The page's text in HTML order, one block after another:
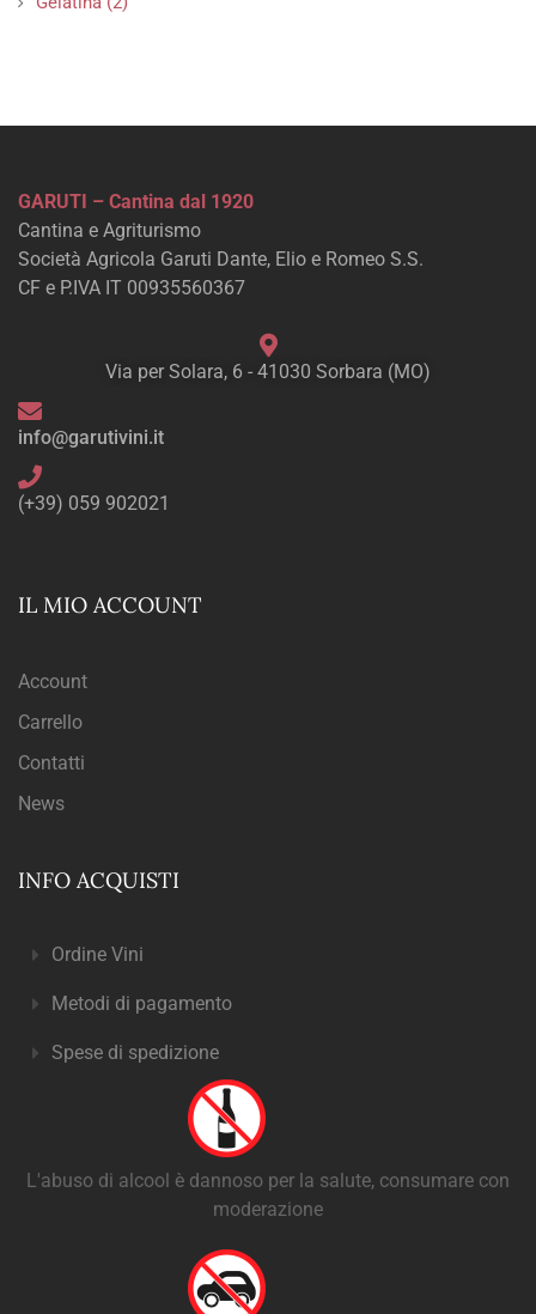
GARUTI – Cantina dal 1920
Cantina e Agriturismo
Società Agricola Garuti Dante, Elio e Romeo S.S.
CF e P.IVA IT 00935560367
Via per Solara, 6 - 41030 Sorbara (MO)
info@garutivini.it
(+39) 059 902021
IL MIO ACCOUNT
Account
Carrello
Contatti
News
INFO ACQUISTI
Ordine Vini
Metodi di pagamento
Spese di spedizione
L'abuso di alcool è dannoso per la salute, consumare con
moderazione